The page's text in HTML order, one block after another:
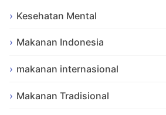
Kesehatan Mental
Makanan Indonesia
makanan internasional
Makanan Tradisional